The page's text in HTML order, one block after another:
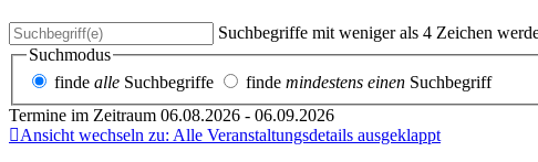
Suchbegriffe mit weniger als 4 Zeichen
Suchmodus
finde alle Suchbegriffe finde mindestens einen Suchbegriff
Termine im Zeitraum 06.08.2026 - 06.09.2026
Ansicht wechseln zu: Alle Veranstaltungsdetails ausgeklappt